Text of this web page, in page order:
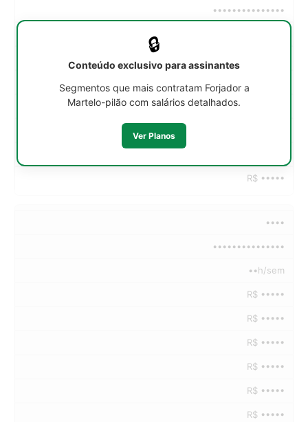
•••••••••••••••
R$ •••••
••••
•••••••••••••••
••h/sem
R$ •••••
R$ •••••
R$ •••••
R$ •••••
R$ •••••
R$ •••••
🔒
Conteúdo exclusivo para assinantes
Segmentos que mais contratam Forjador a
Martelo-pilão com salários detalhados.
Ver Planos